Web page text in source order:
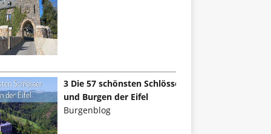
3 Die 57 schönsten Schlösser
und Burgen der Eifel
Burgenblog